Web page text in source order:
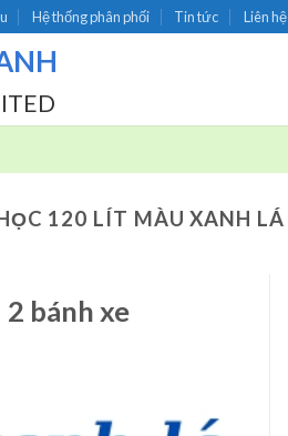
Hệ thống phân phối Tin tức Liên hệ
120 LÍT MÀU XANH LÁ
bánh xe